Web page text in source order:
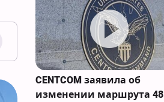
CENTCOM заявила об
изменении маршрута 48